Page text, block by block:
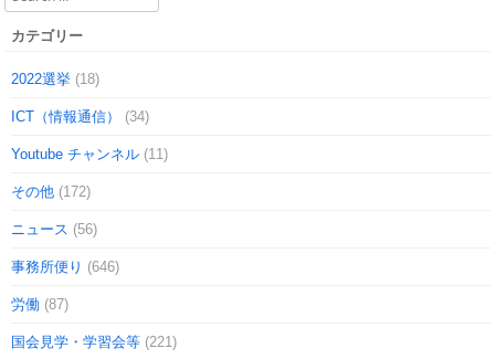
カテゴリー
2022選挙 (18)
ICT（情報通信） (34)
Youtube チャンネル (11)
その他 (172)
ニュース (56)
事務所便り (646)
労働 (87)
国会見学・学習会等 (221)